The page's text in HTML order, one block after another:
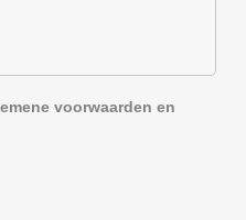
voorwaarden en